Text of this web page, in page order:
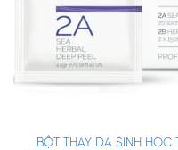
BỘT THAY DA SINH